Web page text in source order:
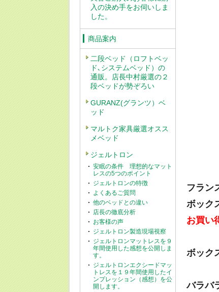
入の決め手をお伺いしま
した。
商品案内
二段ベッド（ロフトベッ
ド､システムベッド）の
通販。店長中村厳選の２
段ベッドが勢ぞろい
GURANZ(グランツ）ベ
ッド
マルトク家具厳選オスス
メベッド
ジェルトロン
安眠の条件 理想的なマット
レスの5つのポイント
ジェルトロンの特徴
よくあるご質問
他のベッドとの違い
店長の徹底分析
お客様の声
ジェルトロン製造現場視察
ジェルトロンマットレスを９
年間使用した感想を公開しま
す。
ジェルトロンエクシードマッ
トレスを１９年間使用したイ
ンプレッション（感想）を公
開します。
フラン
ボック
お買い
ボック
バラバ